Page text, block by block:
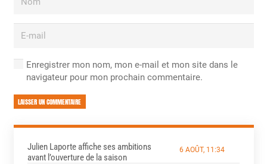
Enregistrer mon nom, mon e-mail et mon site dans le
navigateur pour mon prochain commentaire.
LAISSER UN COMMENTAIRE
Julien Laporte affiche ses ambitions
avant l’ouverture de la saison
6 AOÛT, 11:34